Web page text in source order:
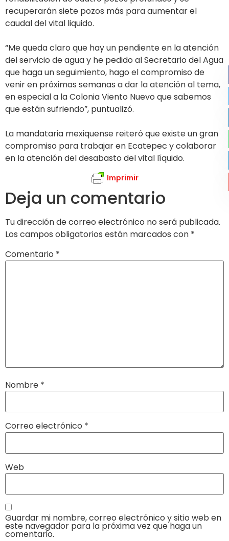
recuperarán siete pozos más para aumentar el
caudal del vital liquido.
“Me queda claro que hay un pendiente en la atención
del servicio de agua y he pedido al Secretario del Agua
que haga un seguimiento, hago el compromiso de
venir en próximas semanas a dar la atención al tema,
en especial a la Colonia Viento Nuevo que sabemos
que están sufriendo”, puntualizó.
La mandataria mexiquense reiteró que existe un gran
compromiso para trabajar en Ecatepec y colaborar
en la atención del desabasto del vital líquido.
Imprimir
Deja un comentario
Tu dirección de correo electrónico no será publicada.
Los campos obligatorios están marcados con *
Comentario *
Nombre *
Correo electrónico *
Web
Guardar mi nombre, correo electrónico y sitio web en
este navegador para la próxima vez que haga un
comentario.